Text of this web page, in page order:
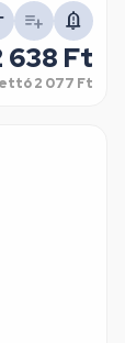
638 Ft
2 077 Ft